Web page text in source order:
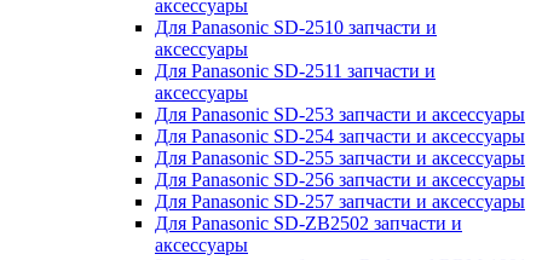
аксессуары
Для Panasonic SD-2510 запчасти и
аксессуары
Для Panasonic SD-2511 запчасти и
аксессуары
Для Panasonic SD-253 запчасти и аксессуары
Для Panasonic SD-254 запчасти и аксессуары
Для Panasonic SD-255 запчасти и аксессуары
Для Panasonic SD-256 запчасти и аксессуары
Для Panasonic SD-257 запчасти и аксессуары
Для Panasonic SD-ZB2502 запчасти и
аксессуары